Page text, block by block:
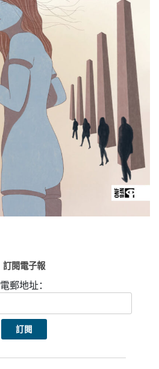
訂閱電子報
電郵地址：